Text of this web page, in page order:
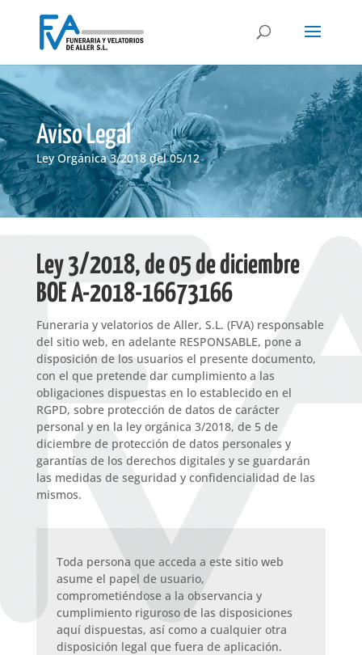
Aviso Legal
Ley Orgánica 3/2018 del 05/12
Ley 3/2018, de 05 de diciembre
BOE A-2018-16673166
Funeraria y velatorios de Aller, S.L. (FVA) responsable
del sitio web, en adelante RESPONSABLE, pone a
disposición de los usuarios el presente documento,
con el que pretende dar cumplimiento a las
obligaciones dispuestas en lo establecido en el
RGPD, sobre protección de datos de carácter
personal y en la ley orgánica 3/2018, de 5 de
diciembre de protección de datos personales y
garantías de los derechos digitales y se guardarán
las medidas de seguridad y confidencialidad de las
mismos.
Toda persona que acceda a este sitio web
asume el papel de usuario,
comprometiéndose a la observancia y
cumplimiento riguroso de las disposiciones
aquí dispuestas, así como a cualquier otra
disposición legal que fuera de aplicación.